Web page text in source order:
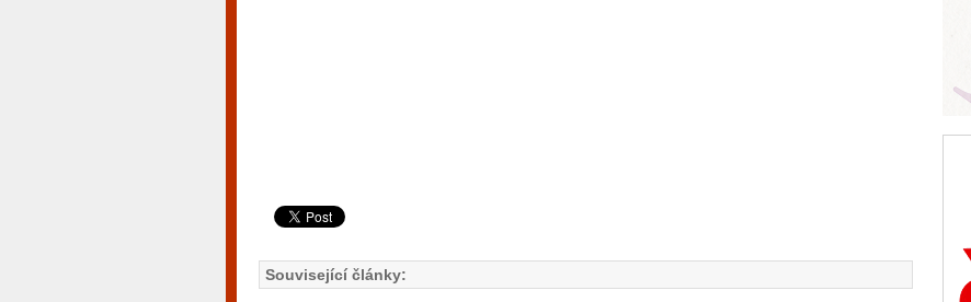
Související články: